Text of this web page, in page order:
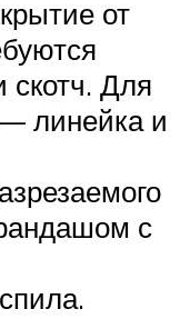
от
скотч. Для
— линейка и
с